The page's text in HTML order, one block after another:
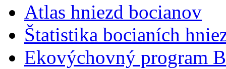
Atlas hniezd bocianov
Štatistika bocianích
Ekovýchovný program